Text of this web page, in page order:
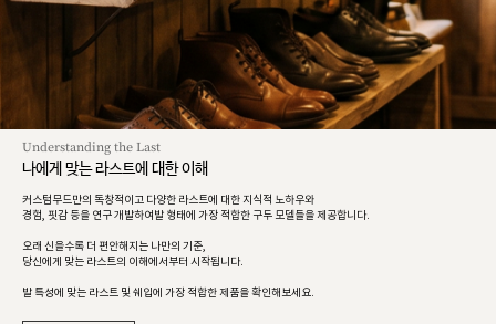
Understanding the Last
나에게 맞는 라스트에 대한 이해
커스텀무드만의 독창적이고 다양한 라스트에 대한 지식적 노하우와
경험, 핏감 등을 연구 개발하여발 형태에 가장 적합한 구두 모델들을 제공합니다.
오래 신을수록 더 편안해지는 나만의 기준,
당신에게 맞는 라스트의 이해에서부터 시작됩니다.
발 특성에 맞는 라스트 및 쉐입에 가장 적합한 제품을 확인해보세요.